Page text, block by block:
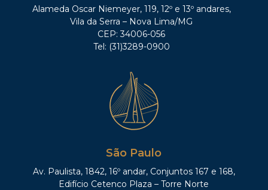
Alameda Oscar Niemeyer, 119, 12º e 13º andares,
Vila da Serra – Nova Lima/MG
CEP: 34006-056
Tel: (31)3289-0900
São Paulo
Av. Paulista, 1842, 16º andar, Conjuntos 167 e 168,
Edifício Cetenco Plaza – Torre Norte